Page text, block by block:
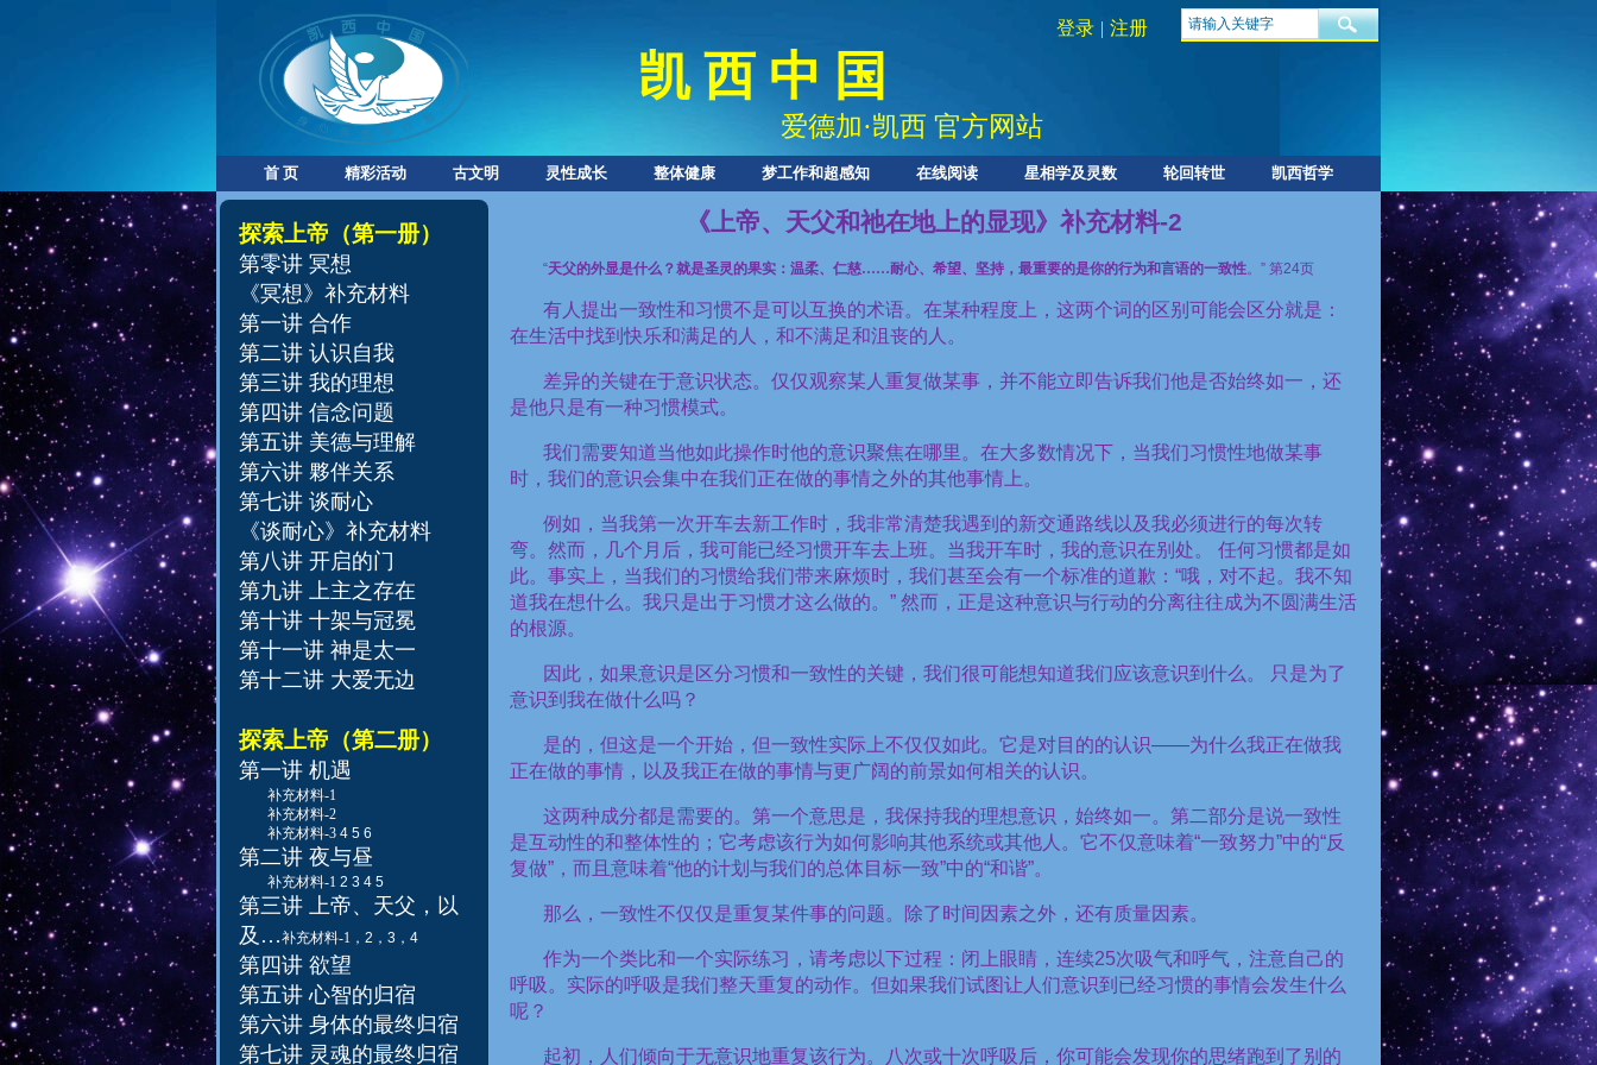
爱德加·凯西 官方网站
凯 西 中 国
登录 | 注册
首 页 精彩活动 古文明 灵性成长 整体健康 梦工作和超感知 在线阅读 星相学及灵数 轮回转世 凯西哲学
探索上帝 （第一册）
第零讲 冥想
《冥想》补充材料
第一讲 合作
第二讲 认识自我
第三讲 我的理想
第四讲 信念问题
第五讲 美德与理解
第六讲 夥伴关系
第七讲 谈耐心
《谈耐心》补充材料
第八讲 开启的门
第九讲 上主之存在
第十讲 十架与冠冕
第十一讲 神是太一
第十二讲 大爱无边
探索上帝（第二册）
第一讲 机遇
补充材料-1
补充材料-2
补充材料-3 4 5 6
第二讲 夜与昼
补充材料-1 2 3 4 5
第三讲 上帝、天父，以
及 …补充材料-1 ， 2 ， 3 ， 4
第四讲 欲望
第五讲 心智的归宿
第六讲 身体的最终归宿
第七讲 灵魂的最终归宿
《上帝、天父和祂在地上的显现》补充材料-2
“天父的外显是什么？就是圣灵的果实：温柔、仁慈……耐心、希望、坚持，最重要的是你的行为和言语的一致性。” 第24页
有人提出一致性和习惯不是可以互换的术语。在某种程度上，这两个词的区别可能会区分就是：
在生活中找到快乐和满足的人，和不满足和沮丧的人。
差异的关键在于意识状态。仅仅观察某人重复做某事，并不能立即告诉我们他是否始终如一，还
是他只是有一种习惯模式。
我们需要知道当他如此操作时他的意识聚焦在哪里。在大多数情况下，当我们习惯性地做某事
时，我们的意识会集中在我们正在做的事情之外的其他事情上。
例如，当我第一次开车去新工作时，我非常清楚我遇到的新交通路线以及我必须进行的每次转
弯。然而，几个月后，我可能已经习惯开车去上班。当我开车时，我的意识在别处。 任何习惯都是如
此。事实上，当我们的习惯给我们带来麻烦时，我们甚至会有一个标准的道歉： “哦，对不起。我不知
道我在想什么。我只是出于习惯才这么做的。 ” 然而，正是这种意识与行动的分离往往成为不圆满生活
的根源。
因此，如果意识是区分习惯和一致性的关键，我们很可能想知道我们应该意识到什么。 只是为了
意识到我在做什么吗？
是的，但这是一个开始，但一致性实际上不仅仅如此。它是对目的的认识——为什么我正在做我
正在做的事情，以及我正在做的事情与更广阔的前景如何相关的认识。
这两种成分都是需要的。第一个意思是，我保持我的理想意识，始终如一。第二部分是说一致性
是互动性的和整体性的；它考虑该行为如何影响其他系统或其他人。它不仅意味着“一致努力”中的“反
复做” ，而且意味着“他的计划与我们的总体目标一致”中的“和谐”。
那么，一致性不仅仅是重复某件事的问题。除了时间因素之外，还有质量因素。
作为一个类比和一个实际练习，请考虑以下过程：闭上眼睛，连续25次吸气和呼气，注意自己的
呼吸。实际的呼吸是我们整天重复的动作。但如果我们试图让人们意识到已经习惯的事情会发生什么
呢？
起初，人们倾向于无意识地重复该行为。八次或十次呼吸后，你可能会发现你的思绪跑到了别的